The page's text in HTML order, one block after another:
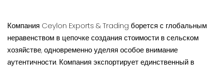
Компания Ceylon Exports & Trading борется с глобальным
неравенством в цепочке создания стоимости в сельском
хозяйстве, одновременно уделяя особое внимание
аутентичности. Компания экспортирует единственный в